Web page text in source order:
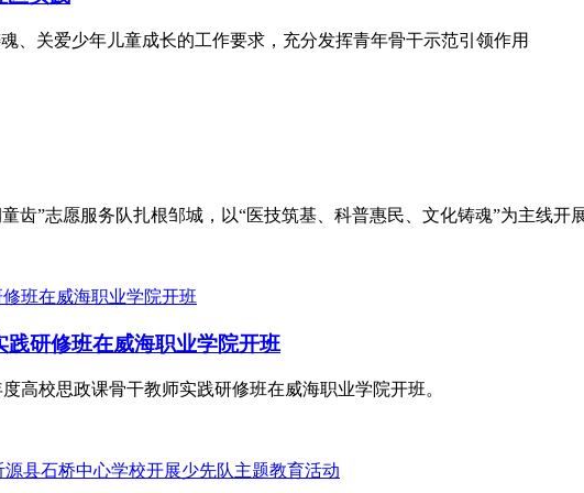
、关爱少年儿童成长的工作要求，充分发挥青年骨干示范引领作用
齿”志愿服务队扎根邹城，以“医技筑基、科普惠民、文化铸魂”为主线开
践研修班在威海职业学院开班
高校思政课骨干教师实践研修班在威海职业学院开班。